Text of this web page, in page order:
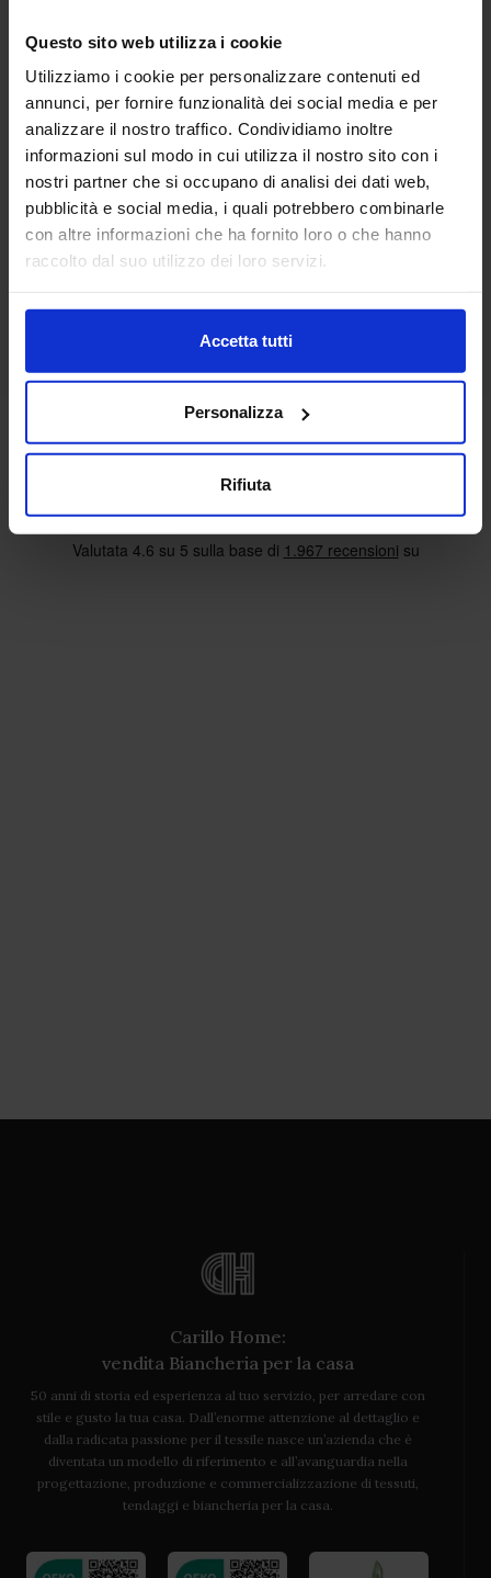
Questo sito web utilizza i cookie
Utilizziamo i cookie per personalizzare contenuti ed
annunci, per fornire funzionalità dei social media e per
analizzare il nostro traffico. Condividiamo inoltre
informazioni sul modo in cui utilizza il nostro sito con i
nostri partner che si occupano di analisi dei dati web,
pubblicità e social media, i quali potrebbero combinarle
con altre informazioni che ha fornito loro o che hanno
raccolto dal suo utilizzo dei loro servizi.
Accetta tutti
Personalizza
Rifiuta
Riviera
Set 1+1 In Spugna Jacquard Elysium
19,90€ Da 17,00€
Colori disponibili
OttanioTortora Grigio scuro
BiancoVerde colore
Carillo Home:
vendita Biancheria per la casa
50 anni di storia ed esperienza al tuo servizio, per arredare con
stile e gusto la tua casa. Dall’enorme attenzione al dettaglio e
dalla radicata passione per il tessile nasce un’azienda che è
diventata un modello di riferimento e all’avanguardia nella
progettazione, produzione e commercializzazione di tessuti,
tendaggi e biancheria per la casa.